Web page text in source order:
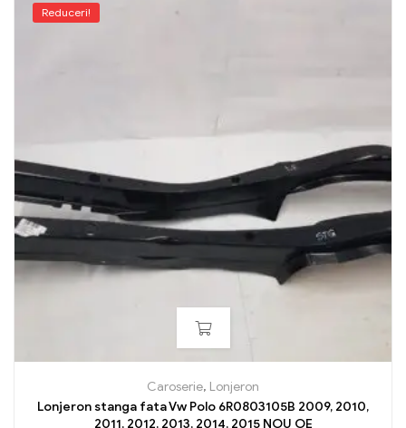
Reduceri!
Caroserie, Lonjeron
Lonjeron stanga fata Vw Polo 6R0803105B 2009, 2010,
2011, 2012, 2013, 2014, 2015 NOU OE